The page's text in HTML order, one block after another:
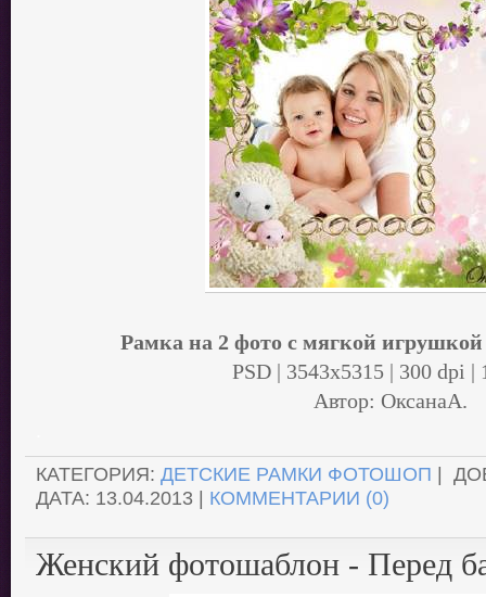
Рамка на 2 фото с мягкой
PSD | 3543x5315 | 300 dpi |
Автор: ОксанаА.
КАТЕГОРИЯ: ДЕТСКИЕ РАМКИ ФОТОШОП |
ДАТА: 13.04.2013 | КОММЕНТАРИИ (0)
Женский фотошаблон - Перед